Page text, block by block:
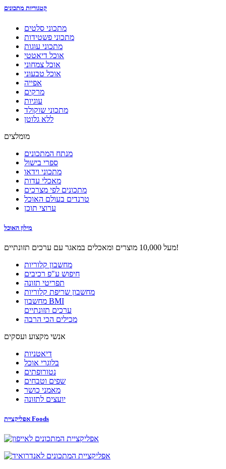
קטגוריות מתכונים
מתכוני סלטים
מתכוני פשטידות
מתכוני עוגות
אוכל דיאטטי
אוכל צמחוני
אוכל טבעוני
אפייה
מרקים
עוגיות
מתכוני שוקולד
ללא גלוטן
מומלצים
מנתח המתכונים
ספרי בישול
מתכוני וידאו
מאכלי עדות
מתכונים לפי מצרכים
טרנדים בעולם האוכל
ערוצי תוכן
מילון האוכל
מעל 10,000 מוצרים ומאכלים במאגר עם ערכים תזונתיים!
מחשבון קלוריות
חיפוש ע"פ רכיבים
תפריטי תזונה
מחשבון שריפת קלוריות
מחשבון BMI
ערכים תזונתיים
מכילים הכי הרבה
אנשי מקצוע ועסקים
דיאטניות
בלוגרי אוכל
נטורופתים
שפים וטבחים
מאמני כושר
יועצים לתזונה
אפליקציית Foods